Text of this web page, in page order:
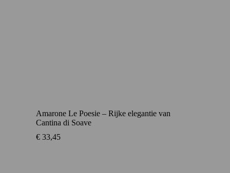
Amarone Le Poesie – Rijke elegantie van
Cantina di Soave
€ 33,45